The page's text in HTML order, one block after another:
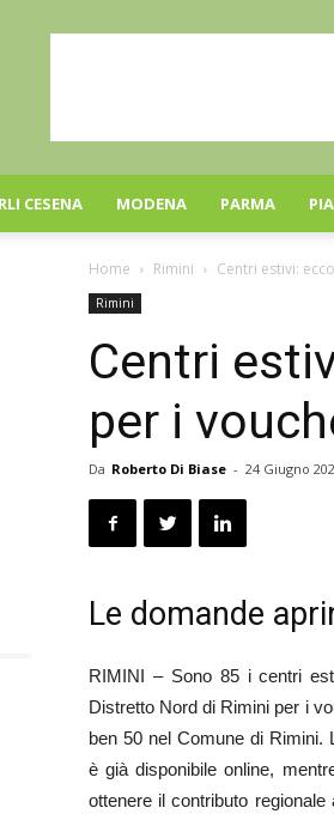
CESENA MODENA PARMA
Home Rimini Centri estivi:
Rimini
Centri
per i
Da Roberto Di Biase - 24 Giugno
Le domande
RIMINI – Sono 85 i centri
Distretto Nord di Rimini per i
ben 50 nel Comune di Rimini.
è già disponibile online,
ottenere il contributo regionale